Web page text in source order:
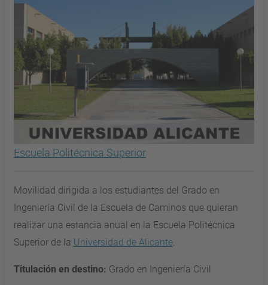
Escuela Politécnica Superior
Movilidad dirigida a los estudiantes del Grado en
Ingeniería Civil de la Escuela de Caminos que quieran
realizar una estancia anual en la Escuela Politécnica
Superior de la Universidad de Alicante.
Titulación en destino: Grado en Ingeniería Civil